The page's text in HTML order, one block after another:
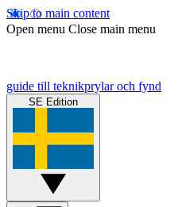
Skip to main content
Open menu Close main menu
guide till teknikprylar och fynd
SE Edition